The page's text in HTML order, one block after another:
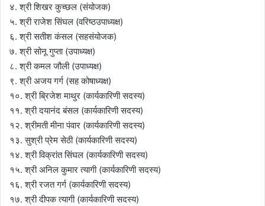
४. श्री शिखर कुच्छल (संयोजक)
५. श्री राजेश सिंघल (वरिष्ठउपाध्यक्ष)
६. श्री सतीश कंसल (सहसंयोजक)
७. श्री सोनू गुप्ता (उपाध्यक्ष)
८. श्री कमल जौली (उपाध्यक्ष)
९. श्री अजय गर्ग (सह कोषाध्यक्ष)
१०. श्री ब्रिजेश माथुर (कार्यकारिणी सदस्य)
११. श्री दयानंद बंसल (कार्यकारिणी सदस्य)
१२. श्रीमती मीना पंवार (कार्यकारिणी सदस्य)
१३. सुश्री प्रेम सेठी (कार्यकारिणी सदस्य)
१४. श्री विक्रांत सिंघल (कार्यकारिणी सदस्य)
१५. श्री अनिल कुमार त्यागी (कार्यकारिणी सदस्य)
१६. श्री रजत गर्ग (कार्यकारिणी सदस्य)
१७. श्री दीपक त्यागी (कार्यकारिणी सदस्य)